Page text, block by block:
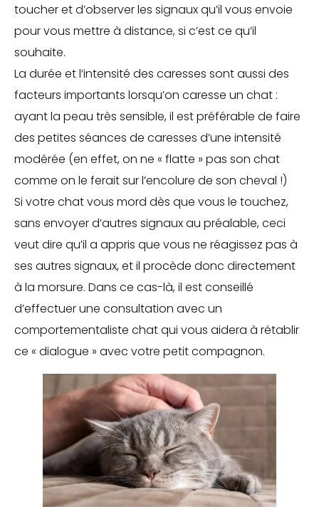
toucher et d’observer les signaux qu’il vous envoie
pour vous mettre à distance, si c’est ce qu’il
souhaite.
La durée et l’intensité des caresses sont aussi des
facteurs importants lorsqu’on caresse un chat :
ayant la peau très sensible, il est préférable de faire
des petites séances de caresses d’une intensité
modérée (en effet, on ne « flatte » pas son chat
comme on le ferait sur l’encolure de son cheval !)
Si votre chat vous mord dès que vous le touchez,
sans envoyer d’autres signaux au préalable, ceci
veut dire qu’il a appris que vous ne réagissez pas à
ses autres signaux, et il procède donc directement
à la morsure. Dans ce cas-là, il est conseillé
d’effectuer une consultation avec un
comportementaliste chat qui vous aidera à rétablir
ce « dialogue » avec votre petit compagnon.